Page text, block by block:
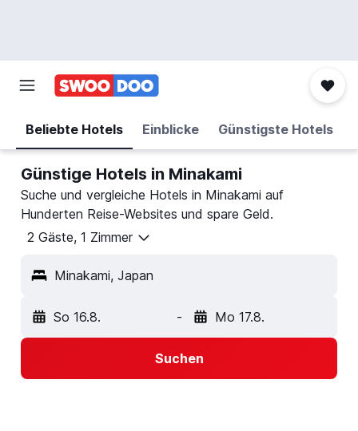
Beliebte Hotels Einblicke Günstigste Hotels
Günstige Hotels in Minakami
Suche und vergleiche Hotels in Minakami auf
Hunderten Reise-Websites und spare Geld.
2 Gäste, 1 Zimmer
Minakami, Japan
So 16.8. - Mo 17.8.
Suchen